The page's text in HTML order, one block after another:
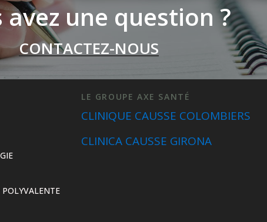
avez une question ?
CONTACTEZ-NOUS
LE GROUPE AXE SANTÉ
CLINIQUE CAUSSE COLOMBIERS
CLINICA CAUSSE GIRONA